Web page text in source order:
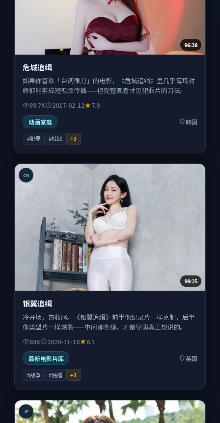
96:38
危城追缉
如果你喜欢「台词像刀」的电影，《危城追缉》里几乎每场对
峙都能剪成短视频传播——但完整观看才见犯罪片的刀法。
89.7K 2017-02-12
7.9
动画家庭
韩国
#犯罪 #杜比 +3
CN
99:25
银翼追缉
冷开场，热收尾。《银翼追缉》前半像纪录片一样克制，后半
像类型片一样爆裂——中间那条缝，才是导演真正想说的。
88K 2020-11-10
6.1
最新电影片库
英国
#战争 #独播 +3
JP